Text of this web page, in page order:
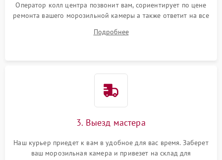
Оператор колл центра позвонит вам, сориентирует по цене
ремонта вашего морозильной камеры а также ответит на все
Подробнее
3. Выезд мастера
Наш курьер приедет к вам в удобное для вас время. Заберет
ваш морозильная камера и привезет на склад для